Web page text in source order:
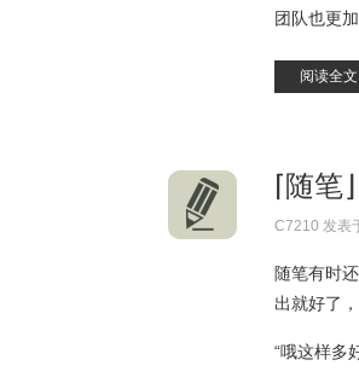
团队也更
阅读全文
⌈随笔
C7210 发表
随笔有时
出就好了
“哦这样多